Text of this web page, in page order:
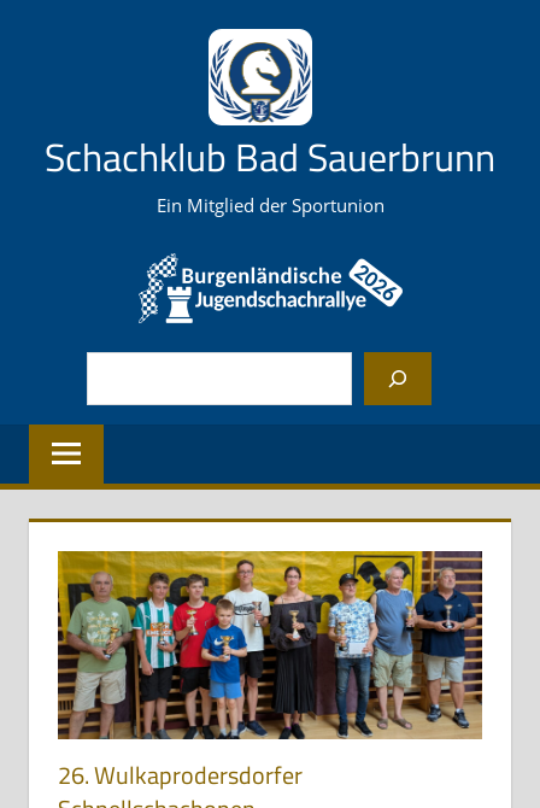
Schachklub Bad Sauerbrunn
Ein Mitglied der Sportunion
26. Wulkaprodersdorfer